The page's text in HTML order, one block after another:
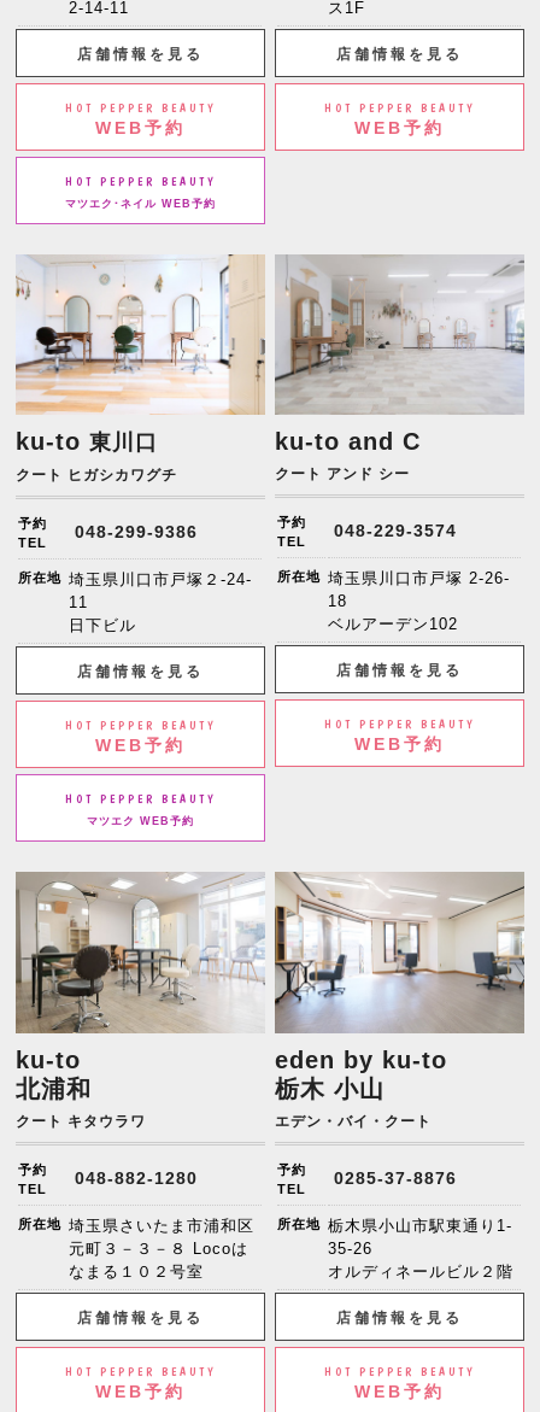
2-14-11
店舗情報を見る
HOT PEPPER BEAUTY
WEB予約
HOT PEPPER BEAUTY
マツエク･ネイル WEB予約
ス1F
店舗情報を見る
HOT PEPPER BEAUTY
WEB予約
ku-to東川口
クート ヒガシカワグチ
予約
TEL
048-299-9386
所在地 埼玉県川口市戸塚２-24-
11
日下ビル
店舗情報を見る
HOT PEPPER BEAUTY
WEB予約
HOT PEPPER BEAUTY
マツエク WEB予約
ku-to and C
クート アンド シー
予約
TEL
048-229-3574
所在地 埼玉県川口市戸塚 2-26-
18
ベルアーデン102
店舗情報を見る
HOT PEPPER BEAUTY
WEB予約
ku-to
北浦和
クート キタウラワ
予約
TEL
048-882-1280
所在地 埼玉県さいたま市浦和区
元町３－３－８ Locoは
なまる１０２号室
店舗情報を見る
HOT PEPPER BEAUTY
WEB予約
eden by ku-to
栃木 小山
エデン・バイ・クート
予約
TEL
0285-37-8876
所在地 栃木県小山市駅東通り1-
35-26
オルディネールビル２階
店舗情報を見る
HOT PEPPER BEAUTY
WEB予約